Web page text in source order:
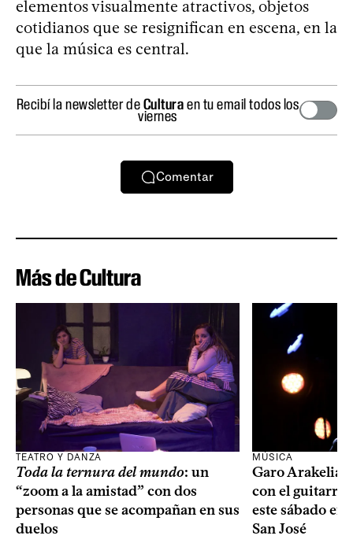
elementos visualmente atractivos, objetos
cotidianos que se resignifican en escena, en la
que la música es central.
Recibí la newsletter deCulturaen tu email todos los
viernes
Comentar
Más de Cultura
TEATRO Y DANZA
Toda la ternura del mundo: un
“zoom a la amistad” con dos
personas que se acompañan en sus
duelos
MÚSICA
Garo Arakelian
con el
este sábado en
San José